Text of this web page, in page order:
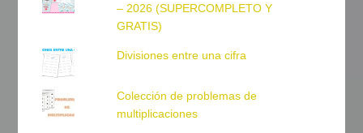
– 2026 (SUPERCOMPLETO Y
GRATIS)
Divisiones entre una cifra
Colección de problemas de
multiplicaciones